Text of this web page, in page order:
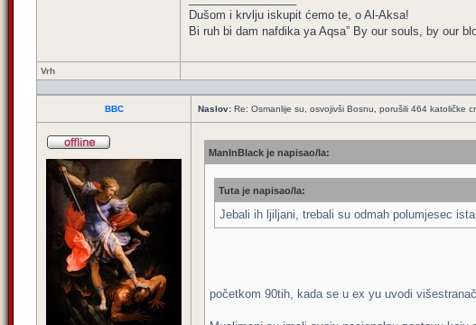
Dušom i krvlju iskupit ćemo te, o Al-Aksa!
Bi ruh bi dam nafdika ya Aqsa” By our souls, by our
Vrh
BBC Naslov: Re: Osmanlije su, osvojivši Bosnu, porušili 464 katoličke
ManInBlack je napisao/la:
Tuta je napisao/la:
Jebali ih ljiljani, trebali su odmah polumjesec
početkom 90tih, kada se u ex yu uvodi